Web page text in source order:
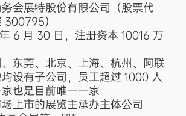
会展特股份有限公司（股票代
）
6 月 30 日，注册资本 10016 万
东莞、北京、上海、杭州、阿联
设有子公司，员工超过 1000 人
也是目前唯一一家
上市的展览主承办主体公司